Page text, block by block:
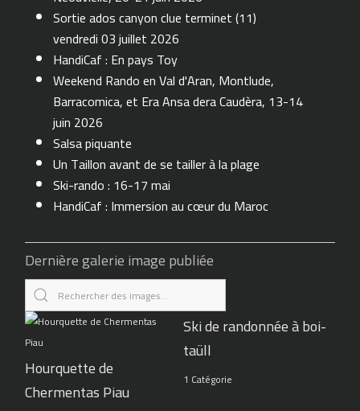
Sortie ados canyon clue terminet (11)
vendredi 03 juillet 2026
HandiCaf : En pays Toy
Weekend Rando en Val d'Aran, Montlude,
Barracomica, et Era Ansa dera Caudèra, 13-14
juin 2026
Salsa piquante
Un Taillon avant de se tailler à la plage
Ski-rando : 16-17 mai
HandiCaf : Immersion au cœur du Maroc
Dernière galerie image publiée
Hourquette de
Chermentas Piau
Ski de randonnée à boi-
taüll
1 Catégorie